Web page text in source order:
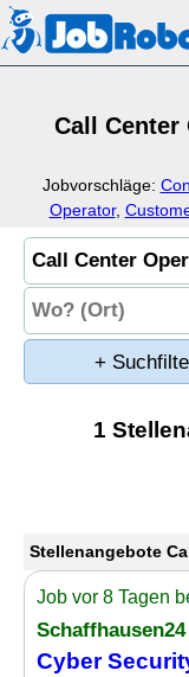
Call Center
Jobvorschläge:
Operator,
+
1
Stellenangebote
Job vor 8 Tagen
Schaffhausen24
Cyber